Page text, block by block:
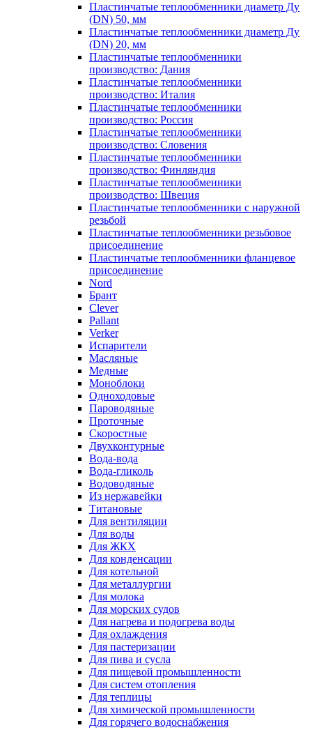
Пластинчатые теплообменники диаметр Ду
(DN) 50, мм
Пластинчатые теплообменники диаметр Ду
(DN) 20, мм
Пластинчатые теплообменники
производство: Дания
Пластинчатые теплообменники
производство: Италия
Пластинчатые теплообменники
производство: Россия
Пластинчатые теплообменники
производство: Словения
Пластинчатые теплообменники
производство: Финляндия
Пластинчатые теплообменники
производство: Швеция
Пластинчатые теплообменники с наружной
резьбой
Пластинчатые теплообменники резьбовое
присоединение
Пластинчатые теплообменники фланцевое
присоединение
Nord
Брант
Clever
Pallant
Verker
Испарители
Масляные
Медные
Моноблоки
Одноходовые
Пароводяные
Проточные
Скоростные
Двухконтурные
Вода-вода
Вода-гликоль
Водоводяные
Из нержавейки
Титановые
Для вентиляции
Для воды
Для ЖКХ
Для конденсации
Для котельной
Для металлургии
Для молока
Для морских судов
Для нагрева и подогрева воды
Для охлаждения
Для пастеризации
Для пива и сусла
Для пищевой промышленности
Для систем отопления
Для теплицы
Для химической промышленности
Для горячего водоснабжения